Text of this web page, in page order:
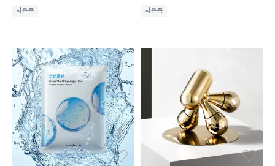
사은품 사은품